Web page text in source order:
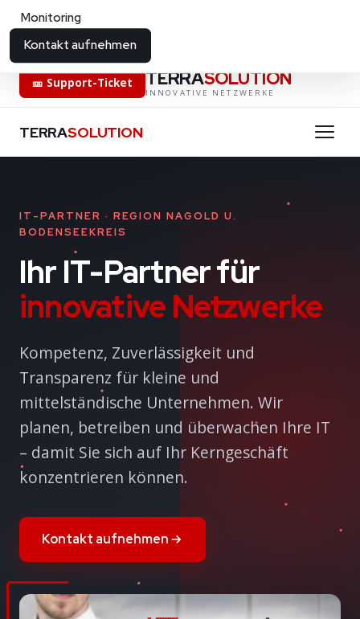
Security Check
🎫 Support-Ticket TERRASOLUTION
INNOVATIVE NETZWERKE
TERRASOLUTION
Monitoring
Kontakt aufnehmen
IT-PARTNER · REGION NAGOLD U.
BODENSEEKREIS
Ihr IT-Partner für
innovative Netzwerke
Kompetenz, Zuverlässigkeit und
Transparenz für kleine und
mittelständische Unternehmen. Wir
planen, betreiben und überwachen Ihre IT
– damit Sie sich auf Ihr Kerngeschäft
konzentrieren können.
Kontakt aufnehmen